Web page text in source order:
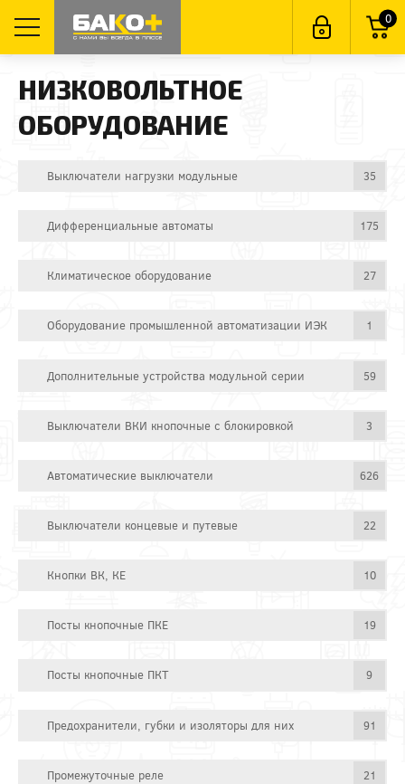
0
НИЗКОВОЛЬТНОЕ
ОБОРУДОВАНИЕ
Выключатели нагрузки модульные 35
Дифференциальные автоматы 175
Климатическое оборудование 27
Оборудование промышленной автоматизации ИЭК 1
Дополнительные устройства модульной серии 59
Выключатели ВКИ кнопочные с блокировкой 3
Автоматические выключатели 626
Выключатели концевые и путевые 22
Кнопки ВК, КЕ 10
Посты кнопочные ПКЕ 19
Посты кнопочные ПКТ 9
Предохранители, губки и изоляторы для них 91
Промежуточные реле 21